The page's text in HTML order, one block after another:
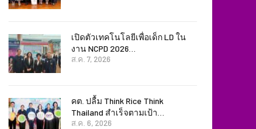
เปิดตัวเทคโนโลยีเพื่อเด็ก LD ใน
งาน NCPD 2026…
ส.ค. 7, 2026
คต. ปลื้ม Think Rice Think
Thailand สำเร็จตามเป้า…
ส.ค. 6, 2026